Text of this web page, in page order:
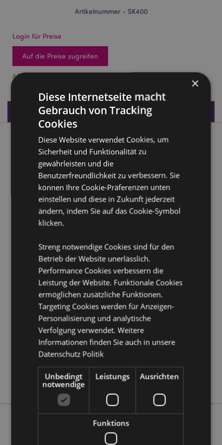
Artikelnummer - SK400
Login für Preise
Auf die Preise zugreifen
85 auf Lager
Produktdaten
Produktbeschreibung
Schädel mit Fledermäusen
Material:
Saisonaler Feiertag/ festlicher Anlass:Halloween
Produkttressourcen:
erfahren?Dann lesen Sie unserenLeitfaden für
Kundeninformationen.
Produktattribute
Information
Höhe 13.5cm Breite 12cm Tiefe 13.5cm
5055071505614
18
0.717000
Keine
Keine
Keine
×
Diese Internetseite macht
Gebrauch von Tracking
Cookies
Diese Website verwendet Cookies, um
Sicherheit und Funktionalität zu
gewährleisten und die
Benutzerfreundlichkeit zu verbessern. Sie
können Ihre Cookie-Präferenzen unten
einstellen und diese in Zukunft jederzeit
ändern, indem Sie auf das Cookie-Symbol
klicken.
Streng notwendige Cookies sind für den
Betrieb der Website unerlässlich.
Performance Cookies verbessern die
Leistung der Website. Funktionale Cookies
ermöglichen zusätzliche Funktionen.
Targeting Cookies werden für Anzeigen-
Personalisierung und analytische
Verfolgung verwendet. Weitere
Informationen finden Sie auch in unsere
Datenschutz Politik
Unbedingt
notwendige
Leistungs Ausrichten
Funktions